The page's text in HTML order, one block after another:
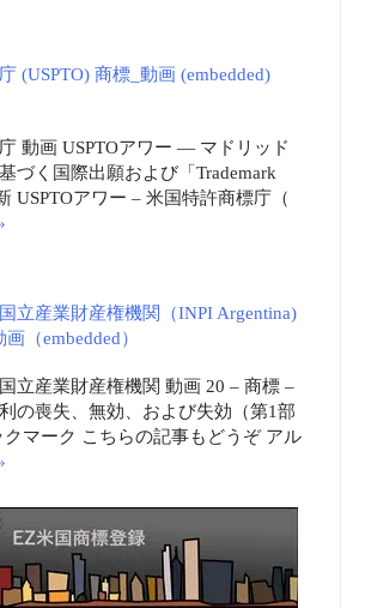
(USPTO) 商標_動画 (embedded)
動画 USPTOアワー ― マドリッド
づく国際出願および「Trademark
USPTOアワー – 米国特許商標庁（
立産業財産権機関（INPI Argentina)
（embedded）
立産業財産権機関 動画 20 – 商標 –
の喪失、無効、および失効（第1部
マーク こちらの記事もどうぞ アル